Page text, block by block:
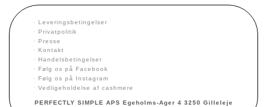
KJOLER
TOPPE
T-SHIRTS
NEDERDELE
SHORTS
STRIK
SWEATSHIRTS
· Leveringsbetingelser
· Privatpolitik
· Presse
·
Kontakt
· Handelsbetingelser
· Følg os på Facebook
·
Følg os på Instagram
· Vedligeholdelse af cashmere
PERFECTLY SIMPLE APS Egeholms-Ager 4 3250 Gilleleje